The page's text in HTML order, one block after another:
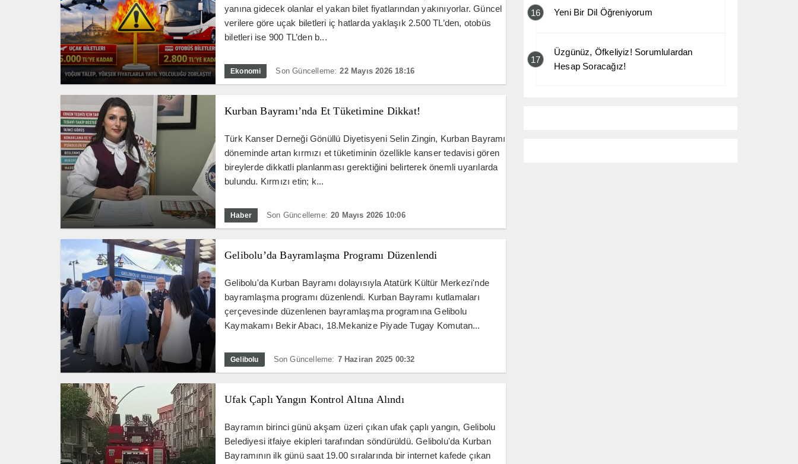
yanına gidecek olanlar el yakan bilet fiyatlarından yakınıyorlar. Güncel
verilere göre uçak biletleri iç hatlarda yaklaşık 2.500 TL’den, otobüs
biletleri ise 900 TL’den b...
Ekonomi Son Güncelleme: 22 Mayıs 2026 18:16
Kurban Bayramı’nda Et Tüketimine Dikkat!
Türk Kanser Derneği Gönüllü Diyetisyeni Selin Zingin, Kurban Bayramı
döneminde artan kırmızı et tüketiminin özellikle kanser tedavisi gören
bireylerde dikkatli planlanması gerektiğini belirterek önemli uyarılarda
bulundu. Kırmızı etin; k...
Haber Son Güncelleme: 20 Mayıs 2026 10:06
Gelibolu’da Bayramlaşma Programı Düzenlendi
Gelibolu'da Kurban Bayramı dolayısıyla Atatürk Kültür Merkezi'nde
bayramlaşma programı düzenlendi. Kurban Bayramı kutlamaları
çerçevesinde düzenlenen bayramlaşma programına Gelibolu
Kaymakamı Bekir Abacı, 18.Mekanize Piyade Tugay Komutan...
Gelibolu Son Güncelleme: 7 Haziran 2025 00:32
Ufak Çaplı Yangın Kontrol Altına Alındı
Bayramın birinci günü akşam üzeri çıkan ufak çaplı yangın, Gelibolu
Belediyesi itfaiye ekipleri tarafından söndürüldü. Gelibolu'da Kurban
Bayramının ilk günü saat 19.00 sıralarında bir internet kafede çıkan
16 Yeni Bir Dil Öğreniyorum
17
Üzgünüz, Öfkeliyiz! Sorumlulardan
Hesap Soracağız!